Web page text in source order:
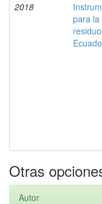
2018
para la
Otras
Autor